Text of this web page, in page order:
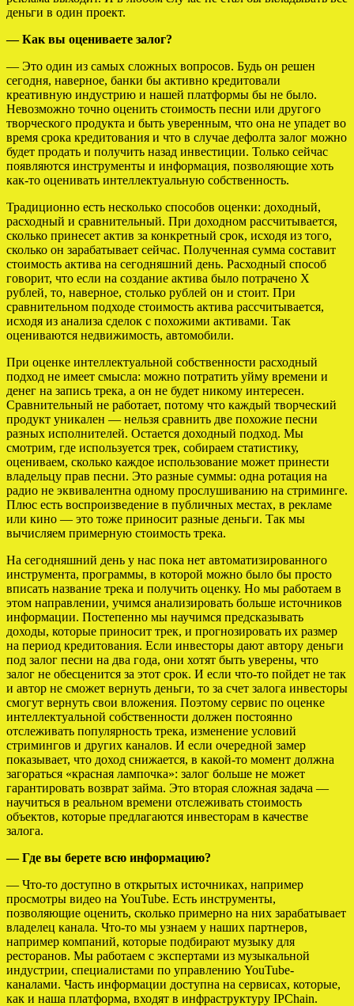
деньги в один проект.
— Как вы оцениваете залог?
— Это один из самых сложных вопросов. Будь он решен
сегодня, наверное, банки бы активно кредитовали
креативную индустрию и нашей платформы бы не было.
Невозможно точно оценить стоимость песни или другого
творческого продукта и быть уверенным, что она не упадет во
время срока кредитования и что в случае дефолта залог можно
будет продать и получить назад инвестиции. Только сейчас
появляются инструменты и информация, позволяющие хоть
как-то оценивать интеллектуальную собственность.
Традиционно есть несколько способов оценки: доходный,
расходный и сравнительный. При доходном рассчитывается,
сколько принесет актив за конкретный срок, исходя из того,
сколько он зарабатывает сейчас. Полученная сумма составит
стоимость актива на сегодняшний день. Расходный способ
говорит, что если на создание актива было потрачено X
рублей, то, наверное, столько рублей он и стоит. При
сравнительном подходе стоимость актива рассчитывается,
исходя из анализа сделок с похожими активами. Так
оцениваются недвижимость, автомобили.
При оценке интеллектуальной собственности расходный
подход не имеет смысла: можно потратить уйму времени и
денег на запись трека, а он не будет никому интересен.
Сравнительный не работает, потому что каждый творческий
продукт уникален — нельзя сравнить две похожие песни
разных исполнителей. Остается доходный подход. Мы
смотрим, где используется трек, собираем статистику,
оцениваем, сколько каждое использование может принести
владельцу прав песни. Это разные суммы: одна ротация на
радио не эквивалентна одному прослушиванию на стриминге.
Плюс есть воспроизведение в публичных местах, в рекламе
или кино — это тоже приносит разные деньги. Так мы
вычисляем примерную стоимость трека.
На сегодняшний день у нас пока нет автоматизированного
инструмента, программы, в которой можно было бы просто
вписать название трека и получить оценку. Но мы работаем в
этом направлении, учимся анализировать больше источников
информации. Постепенно мы научимся предсказывать
доходы, которые приносит трек, и прогнозировать их размер
на период кредитования. Если инвесторы дают автору деньги
под залог песни на два года, они хотят быть уверены, что
залог не обесценится за этот срок. И если что-то пойдет не так
и автор не сможет вернуть деньги, то за счет залога инвесторы
смогут вернуть свои вложения. Поэтому сервис по оценке
интеллектуальной собственности должен постоянно
отслеживать популярность трека, изменение условий
стримингов и других каналов. И если очередной замер
показывает, что доход снижается, в какой-то момент должна
загораться «красная лампочка»: залог больше не может
гарантировать возврат займа. Это вторая сложная задача ––
научиться в реальном времени отслеживать стоимость
объектов, которые предлагаются инвесторам в качестве
залога.
— Где вы берете всю информацию?
— Что-то доступно в открытых источниках, например
просмотры видео на YouTube. Есть инструменты,
позволяющие оценить, сколько примерно на них зарабатывает
владелец канала. Что-то мы узнаем у наших партнеров,
например компаний, которые подбирают музыку для
ресторанов. Мы работаем с экспертами из музыкальной
индустрии, специалистами по управлению YouTube-
каналами. Часть информации доступна на сервисах, которые,
как и наша платформа, входят в инфраструктуру IPChain.